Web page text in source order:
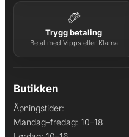
Trygg betaling
Betal med Vipps eller Klarna
Butikken
Åpningstider:
Mandag–fredag: 10–18